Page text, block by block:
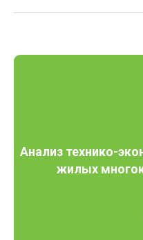
Анализ технико-
жилых